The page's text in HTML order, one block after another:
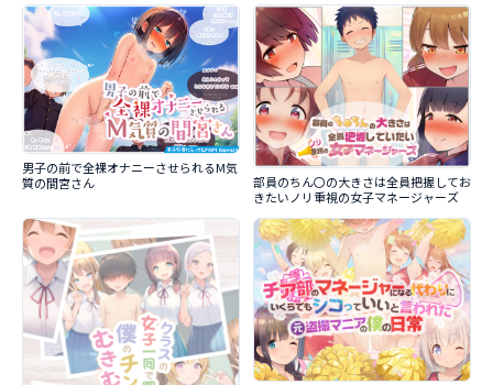
男子の前で全裸オナニーさせられるM気
質の間宮さん
部員のちん〇の大きさは全員把握してお
きたいノリ重視の女子マネージャーズ